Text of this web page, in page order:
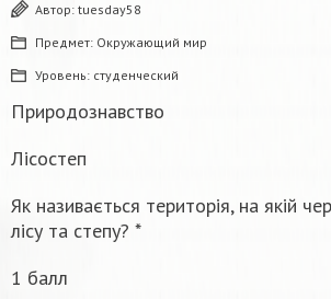
Автор: tuesday58
Предмет: Окружающий мир
Уровень: студенческий
Природознавство
Лісостеп
Як називається територія, на якій
лісу та степу? *
1 балл